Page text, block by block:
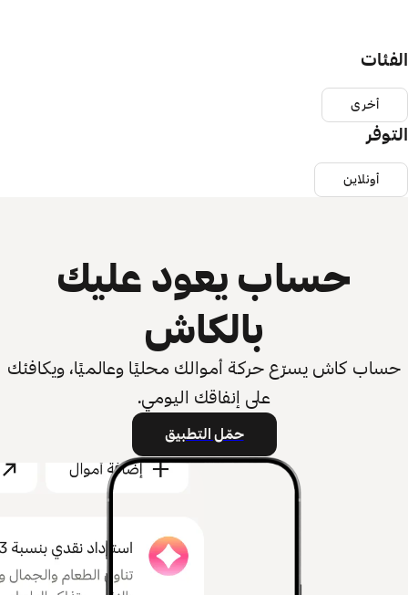
الفئات
أخرى
التوفر
أونلاين
حساب يعود عليك
بالكاش
حساب كاش يسرّع حركة أموالك محليًا وعالميًا، ويكافئك
على إنفاقك اليومي.
حمّل التطبيق